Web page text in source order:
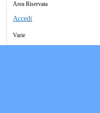
Area Riservata
Accedi
Varie